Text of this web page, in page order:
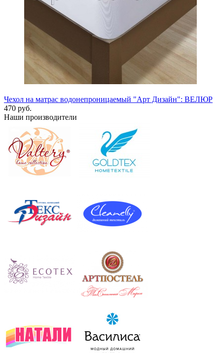
Чехол на матрас водонепроницаемый "Арт Дизайн": ВЕЛЮР
470 руб.
Наши производители